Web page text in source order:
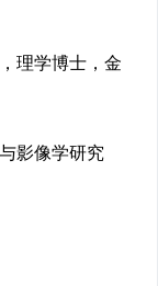
理学博士，金
影像学研究